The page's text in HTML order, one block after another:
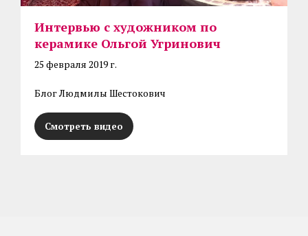
Интервью с художником по
керамике Ольгой Угринович
25 февраля 2019 г.
Блог Людмилы Шестокович
Смотреть видео